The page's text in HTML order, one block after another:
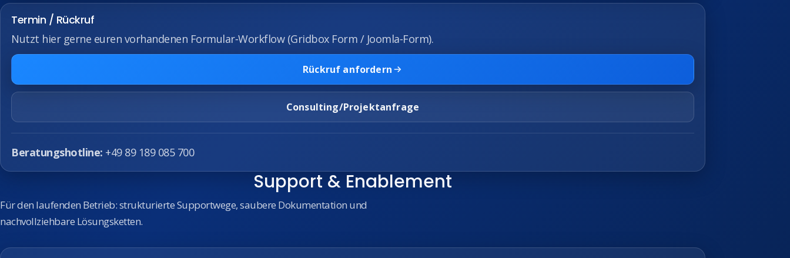
Termin / Rückruf
Nutzt hier gerne euren vorhandenen Formular‑Workflow (Gridbox Form / Joomla‑Form).
Rückruf anfordern
Consulting/Projektanfrage
Beratungshotline: +49 89 189 085 700
Support & Enablement
Für den laufenden Betrieb: strukturierte Supportwege, saubere Dokumentation und
nachvollziehbare Lösungsketten.